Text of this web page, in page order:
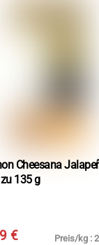
Cheesana
135 g
€
Preis/kg :